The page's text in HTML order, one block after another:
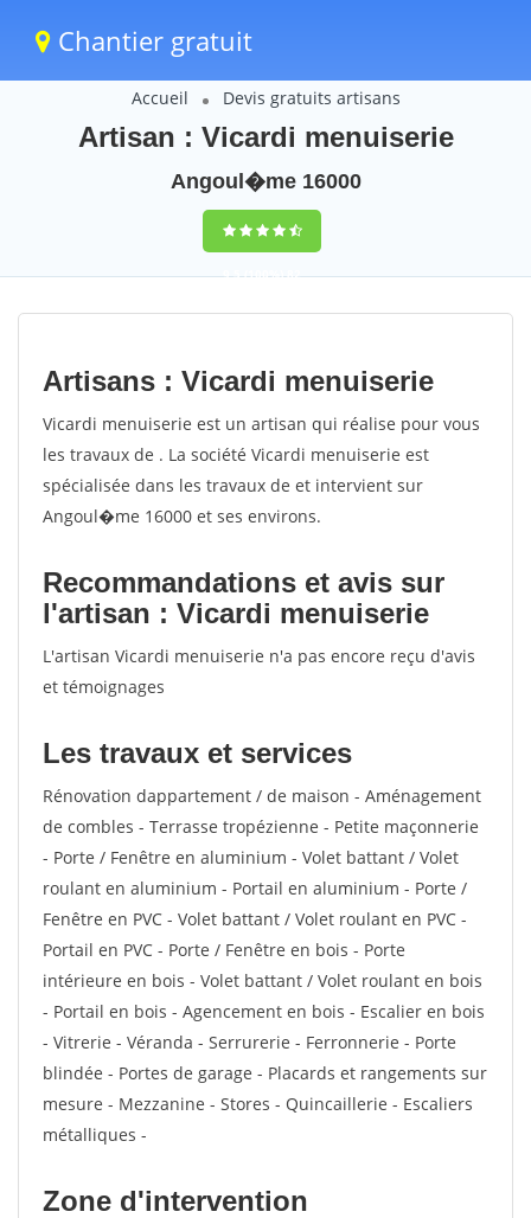
Chantier gratuit
Accueil Devis gratuits artisans
Artisan : Vicardi menuiserie
Angoul�me 16000
9,5(100%)82
votes
Artisans : Vicardi menuiserie
Vicardi menuiserie est un artisan qui réalise pour vous
les travaux de . La société Vicardi menuiserie est
spécialisée dans les travaux de et intervient sur
Angoul�me 16000 et ses environs.
Recommandations et avis sur
l'artisan : Vicardi menuiserie
L'artisan Vicardi menuiserie n'a pas encore reçu d'avis
et témoignages
Les travaux et services
Rénovation dappartement / de maison - Aménagement
de combles - Terrasse tropézienne - Petite maçonnerie
- Porte / Fenêtre en aluminium - Volet battant / Volet
roulant en aluminium - Portail en aluminium - Porte /
Fenêtre en PVC - Volet battant / Volet roulant en PVC -
Portail en PVC - Porte / Fenêtre en bois - Porte
intérieure en bois - Volet battant / Volet roulant en bois
- Portail en bois - Agencement en bois - Escalier en bois
- Vitrerie - Véranda - Serrurerie - Ferronnerie - Porte
blindée - Portes de garage - Placards et rangements sur
mesure - Mezzanine - Stores - Quincaillerie - Escaliers
métalliques -
Zone d'intervention